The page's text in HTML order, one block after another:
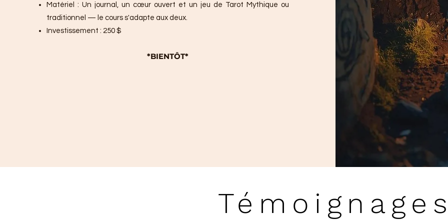
Matériel : Un journal, un cœur ouvert et un jeu de Tarot Mythique ou
traditionnel — le cours s'adapte aux deux.
Investissement : 250 $
*BIENTÔT*